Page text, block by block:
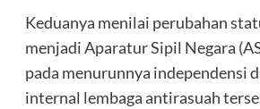
Keduanya menilai perubahan
menjadi Aparatur Sipil Negara
pada menurunnya independensi
internal lembaga antirasuah